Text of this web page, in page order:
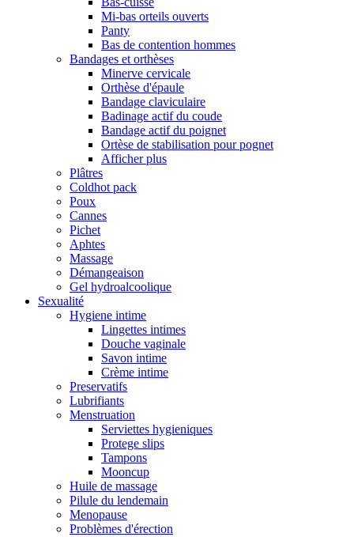
Mi-bas orteils ouverts
Panty
Bas de contention hommes
Bandages et orthèses
Minerve cervicale
Orthèse d'épaule
Bandage claviculaire
Badinage actif du coude
Bandage actif du poignet
Ortèse de stabilisation pour pognet
Afficher plus
Plâtres
Coldhot pack
Poux
Cannes
Pichet
Aphtes
Massage
Démangeaison
Gel hydroalcoolique
Sexualité
Hygiene intime
Lingettes intimes
Douche vaginale
Savon intime
Crème intime
Preservatifs
Lubrifiants
Menstruation
Serviettes hygieniques
Protege slips
Tampons
Mooncup
Huile de massage
Pilule du lendemain
Menopause
Problèmes d'érection